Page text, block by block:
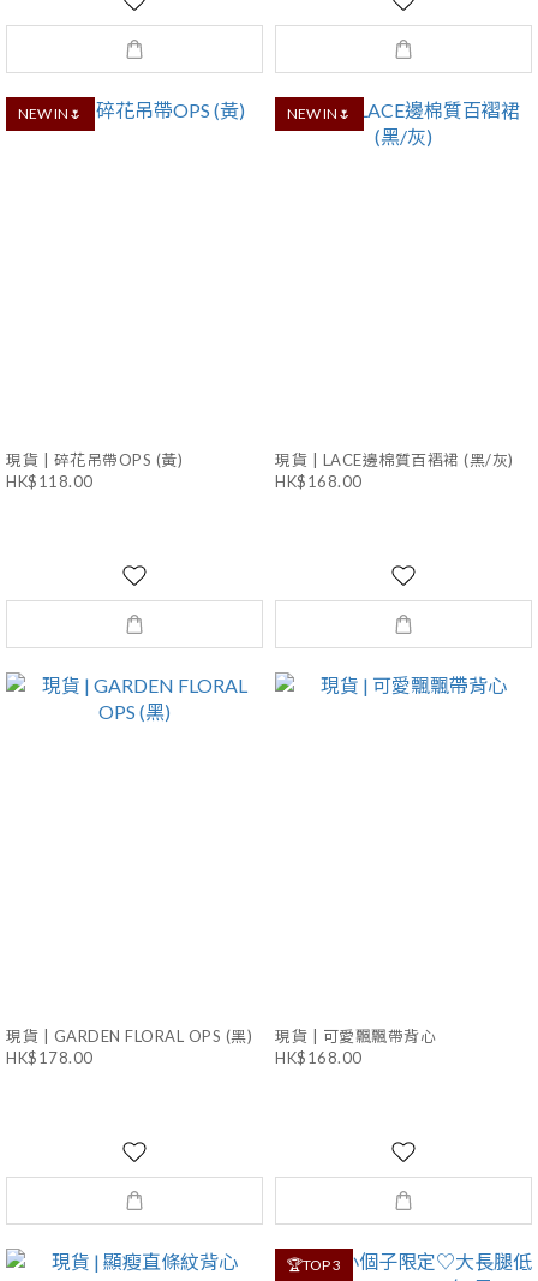
NEW IN🌷
現貨 | 碎花吊帶OPS (黃)
HK$118.00
NEW IN🌷
現貨 | LACE邊棉質百褶裙 (黑/灰)
HK$168.00
現貨 | GARDEN FLORAL OPS (黑)
HK$178.00
現貨 | 可愛飄飄帶背心
HK$168.00
🏆TOP 3